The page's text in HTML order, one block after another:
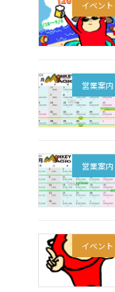
イベント
営業案内
営業案内
イベント